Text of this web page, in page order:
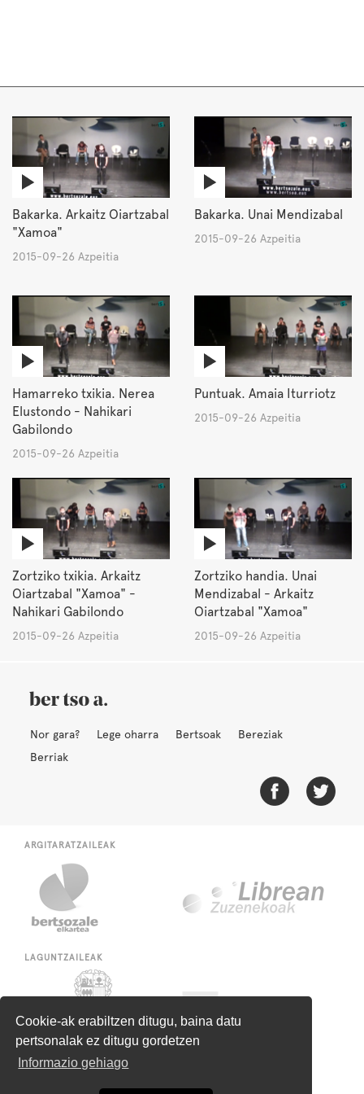
Cookie-ak erabiltzen ditugu, baina datu
pertsonalak ez ditugu gordetzen
Informazio gehiago
Bakarka. Arkaitz Oiartzabal
"Xamoa"
2015-09-26 Azpeitia
Bakarka. Unai Mendizabal
2015-09-26 Azpeitia
Hamarreko txikia. Nerea
Elustondo - Nahikari
Gabilondo
2015-09-26 Azpeitia
Puntuak. Amaia Iturriotz
2015-09-26 Azpeitia
Zortziko txikia. Arkaitz
Oiartzabal "Xamoa" -
Nahikari Gabilondo
2015-09-26 Azpeitia
Zortziko handia. Unai
Mendizabal - Arkaitz
Oiartzabal "Xamoa"
2015-09-26 Azpeitia
Nor gara? Lege oharra Bertsoak
Bereziak
Berriak
ARGITARATZAILEAK
LAGUNTZAILEAK